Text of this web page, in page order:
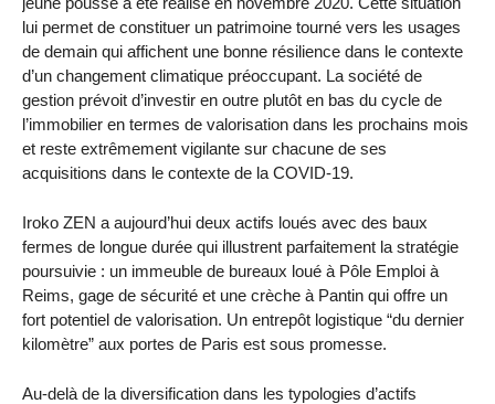
lui permet de constituer un patrimoine tourné vers les usages
de demain qui affichent une bonne résilience dans le contexte
d’un changement climatique préoccupant. La société de
gestion prévoit d’investir en outre plutôt en bas du cycle de
l’immobilier en termes de valorisation dans les prochains mois
et reste extrêmement vigilante sur chacune de ses
acquisitions dans le contexte de la COVID-19.
Iroko ZEN a aujourd’hui deux actifs loués avec des baux
fermes de longue durée qui illustrent parfaitement la stratégie
poursuivie : un immeuble de bureaux loué à Pôle Emploi à
Reims, gage de sécurité et une crèche à Pantin qui offre un
fort potentiel de valorisation. Un entrepôt logistique “du dernier
kilomètre” aux portes de Paris est sous promesse.
Au-delà de la diversification dans les typologies d’actifs